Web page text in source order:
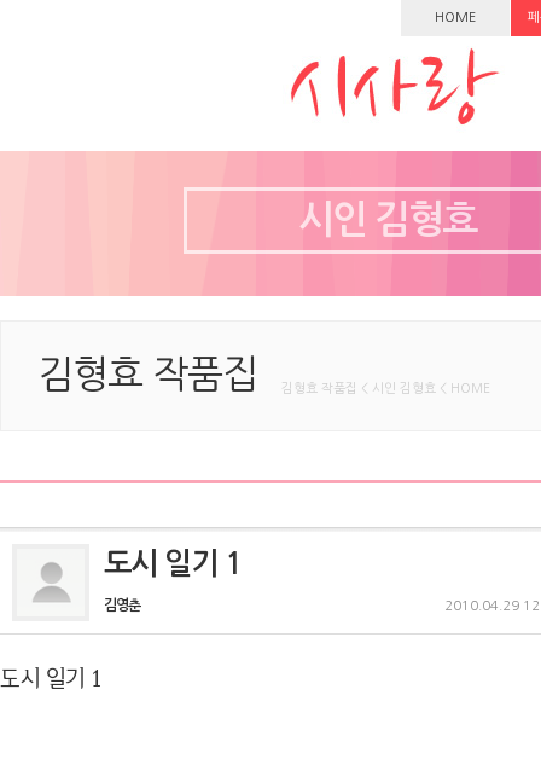
HOME
시인 김형효
김형효 작품집 김형효 작품집 < 시인 김형효 < HOME
도시 일기 1
김영춘 2010.04.29
도시 일기 1